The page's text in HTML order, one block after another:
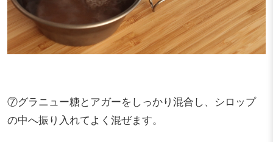
⑦グラニュー糖とアガーをしっかり混合し、シロップ
の中へ振り入れてよく混ぜます。